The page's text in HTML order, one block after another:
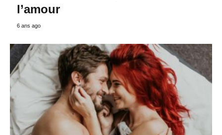
l’amour
6 ans ago